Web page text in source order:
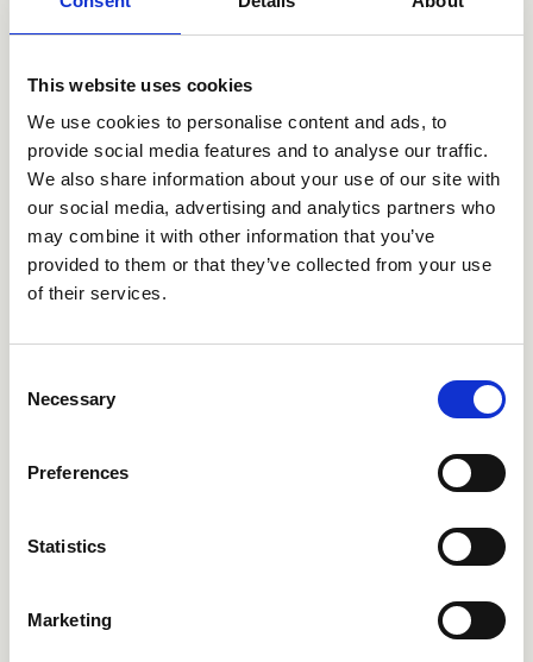
This website uses cookies
We use cookies to personalise content and ads, to
provide social media features and to analyse our traffic.
We also share information about your use of our site with
our social media, advertising and analytics partners who
may combine it with other information that you’ve
provided to them or that they’ve collected from your use
of their services.
Selection
Necessary
Preferences
Statistics
Marketing